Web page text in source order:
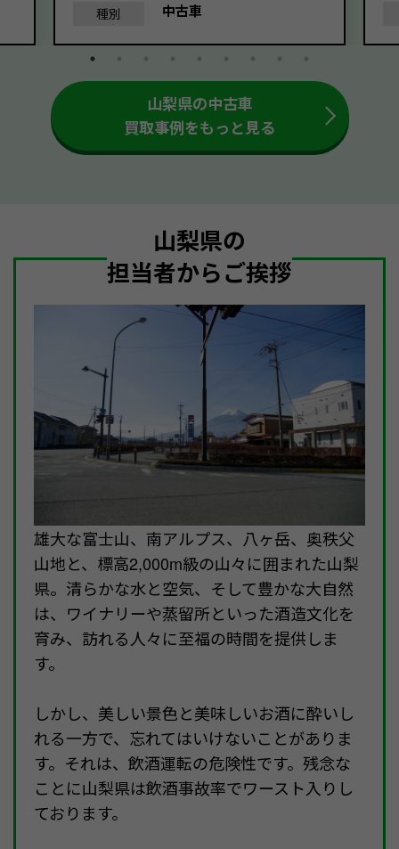
種別 中古車
山梨県の中古車
買取事例をもっと見る
山梨県の
担当者からご挨拶
雄大な富士山、南アルプス、八ヶ岳、奥秩父
山地と、標高2,000m級の山々に囲まれた山梨
県。清らかな水と空気、そして豊かな大自然
は、ワイナリーや蒸留所といった酒造文化を
育み、訪れる人々に至福の時間を提供しま
す。
しかし、美しい景色と美味しいお酒に酔いし
れる一方で、忘れてはいけないことがありま
す。それは、飲酒運転の危険性です。残念な
ことに山梨県は飲酒事故率でワースト入りし
ております。